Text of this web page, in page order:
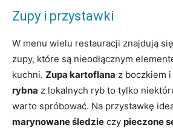
Zupy i przystawki
W menu wielu restauracji znajdują
zupy, które są nieodłącznym
kuchni. Zupa kartoflana z boczkiem
rybna z lokalnych ryb to tylko
warto spróbować. Na przystawkę
marynowane śledzie czy pieczone